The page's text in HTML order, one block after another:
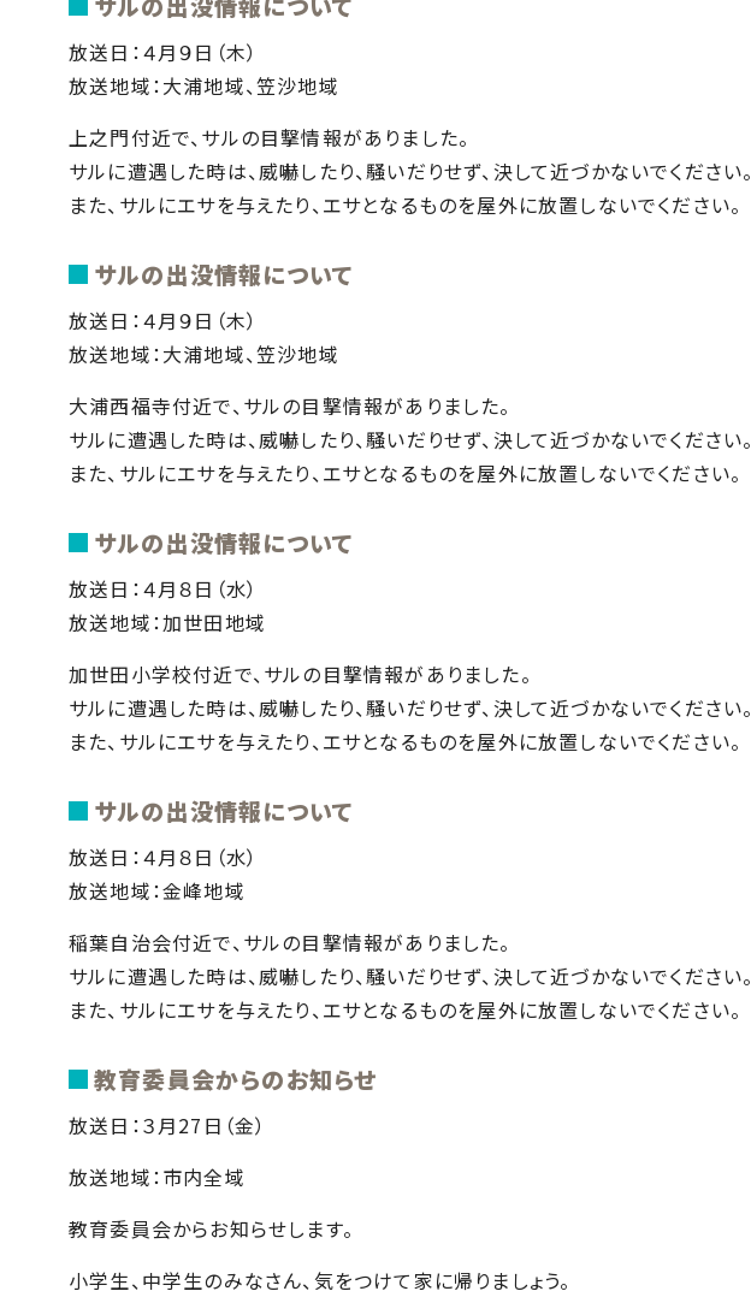
放送日：４月９日（木）
放送地域：大浦地域、笠沙地域
上之門付近で、サルの目撃情報がありました。
サルに遭遇した時は、威嚇したり、騒いだりせず、決して近づかないでください。
また、サルにエサを与えたり、エサとなるものを屋外に放置しないでください。
サルの出没情報について
放送日：４月９日（木）
放送地域：大浦地域、笠沙地域
大浦西福寺付近で、サルの目撃情報がありました。
サルに遭遇した時は、威嚇したり、騒いだりせず、決して近づかないでください。
また、サルにエサを与えたり、エサとなるものを屋外に放置しないでください。
サルの出没情報について
放送日：４月８日（水）
放送地域：加世田地域
加世田小学校付近で、サルの目撃情報がありました。
サルに遭遇した時は、威嚇したり、騒いだりせず、決して近づかないでください。
また、サルにエサを与えたり、エサとなるものを屋外に放置しないでください。
サルの出没情報について
放送日：４月８日（水）
放送地域：金峰地域
稲葉自治会付近で、サルの目撃情報がありました。
サルに遭遇した時は、威嚇したり、騒いだりせず、決して近づかないでください。
また、サルにエサを与えたり、エサとなるものを屋外に放置しないでください。
教育委員会からのお知らせ
放送日：３月27日（金）
放送地域：市内全域
教育委員会からお知らせします。
小学生、中学生のみなさん、気をつけて家に帰りましょう。